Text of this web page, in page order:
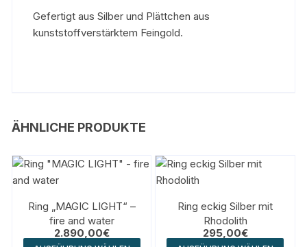
Gefertigt aus Silber und Plättchen aus
kunststoffverstärktem Feingold.
ÄHNLICHE PRODUKTE
Ring „MAGIC LIGHT“ –
fire and water
2.890,00€
Ring eckig Silber mit
Rhodolith
295,00€